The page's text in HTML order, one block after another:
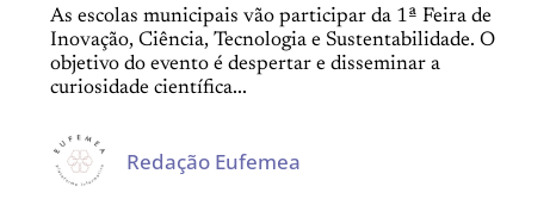
As escolas municipais vão participar da 1ª Feira de
Inovação, Ciência, Tecnologia e Sustentabilidade. O
objetivo do evento é despertar e disseminar a
curiosidade científica...
Redação Eufemea